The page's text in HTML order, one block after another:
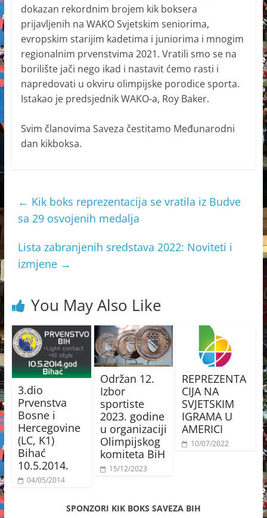
dokazan rekordnim brojem kik boksera
prijavljenih na WAKO Svjetskim seniorima,
evropskim starijim kadetima i juniorima i mnogim
regionalnim prvenstvima 2021. Vratili smo se na
borilište jači nego ikad i nastavit ćemo rasti i
napredovati u okviru olimpijske porodice sporta.
Istakao je predsjednik WAKO-a, Roy Baker.
Svim članovima Saveza čestitamo Međunarodni
dan kikboksa.
← Kik boks reprezentacija se vratila iz Budve
sa 29 osvojenih medalja
Lista zabranjenih sredstava 2022: Noviteti i
izmjene →
You May Also Like
3.dio
Prvenstva
Bosne i
Hercegovine
(LC, K1)
Bihać
10.5.2014.
04/05/2014
Održan 12.
Izbor
sportiste
2023. godine
u organizaciji
Olimpijskog
komiteta BiH
15/12/2023
REPREZENTA
CIJA NA
SVJETSKIM
IGRAMA U
AMERICI
10/07/2022
SPONZORI KIK BOKS SAVEZA BIH